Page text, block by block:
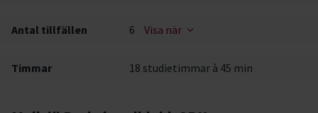
Antal tillfällen 6 Visa när
Timmar 18 studietimmar à 45 min